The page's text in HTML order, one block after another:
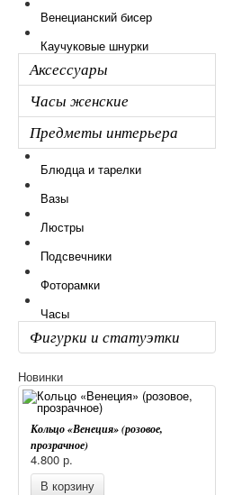
Венецианский бисер
Каучуковые шнурки
Аксессуары
Часы женские
Предметы интерьера
Блюдца и тарелки
Вазы
Люстры
Подсвечники
Фоторамки
Часы
Фигурки и статуэтки
Новинки
Кольцо «Венеция» (розовое,
прозрачное)
4.800 р.
В корзину